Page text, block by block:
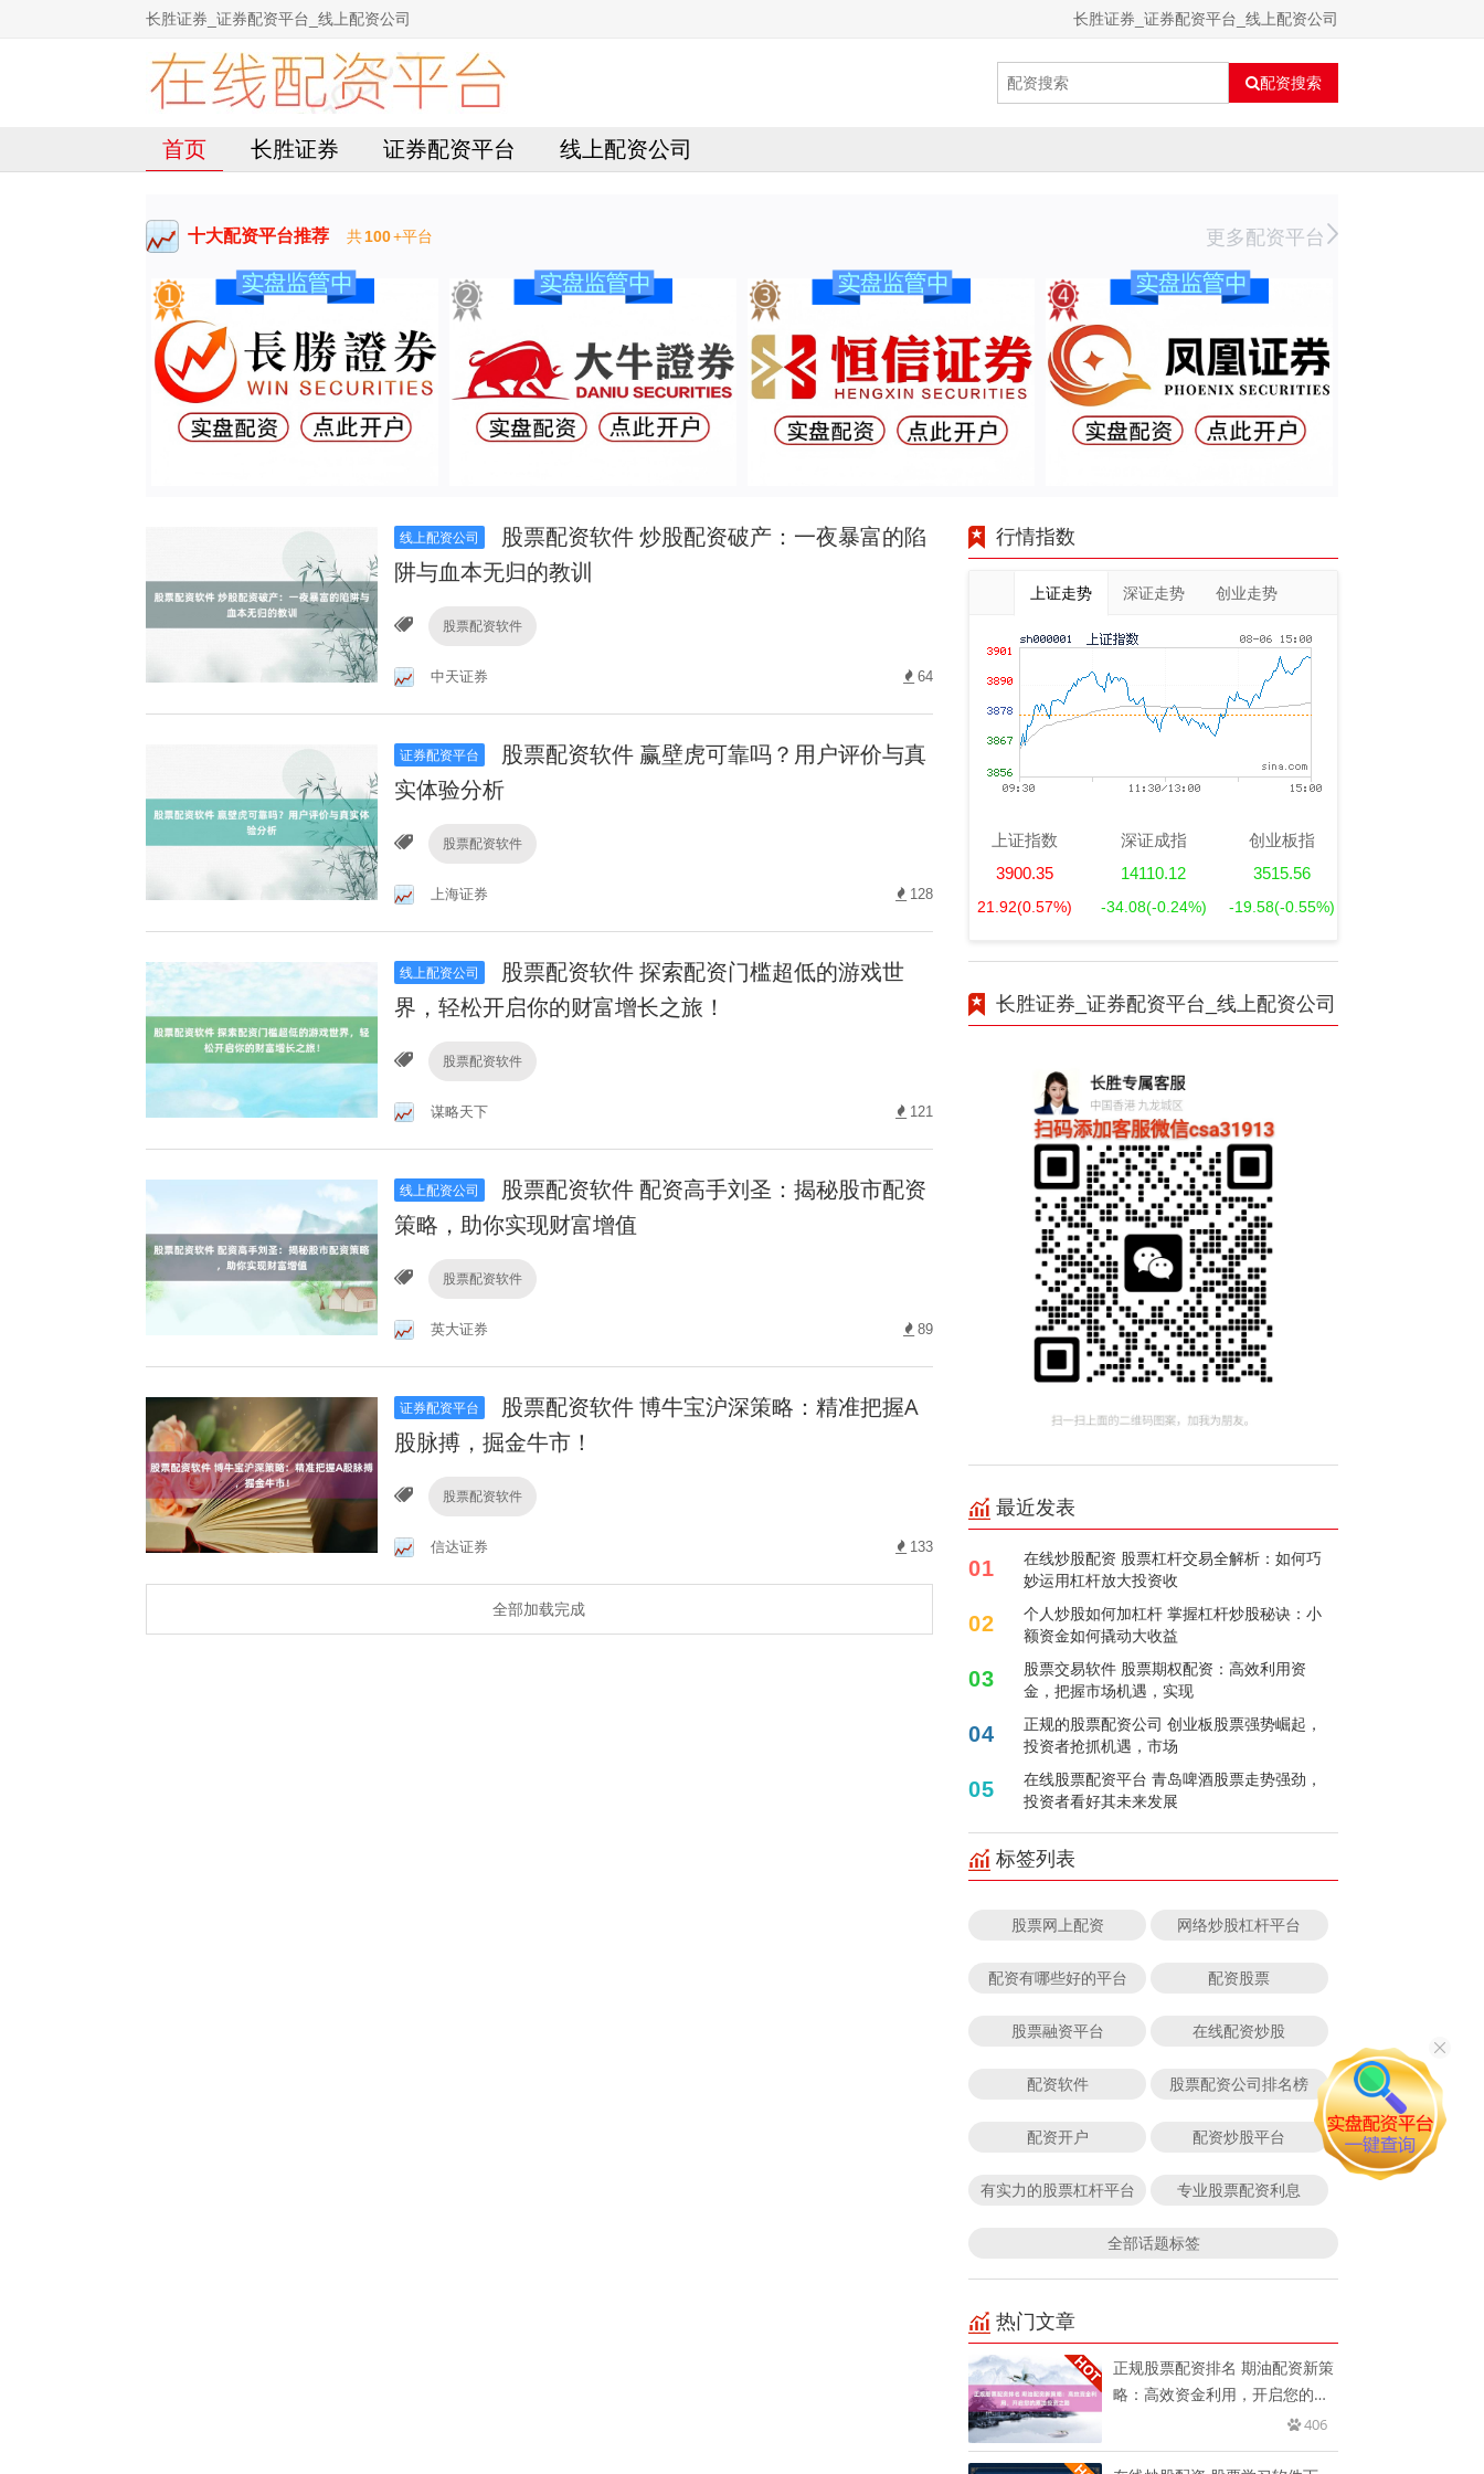
长胜证券_证券配资平台_线上配资公司 长胜证券_证券配资平台_线上配资公司
配资搜索
首页 长胜证券 证券配资平台 线上配资公司
十大配资平台推荐 共100+平台 更多配资平台
线上配资公司
股票配资软件 炒股配资破产：一夜暴富的陷
阱与血本无归的教训
股票配资软件
中天证券 64
证券配资平台
股票配资软件 赢壁虎可靠吗？用户评价与真
实体验分析
股票配资软件
上海证券 128
线上配资公司
股票配资软件 探索配资门槛超低的游戏世
界，轻松开启你的财富增长之旅！
股票配资软件
谋略天下 121
线上配资公司
股票配资软件 配资高手刘圣：揭秘股市配资
策略，助你实现财富增值
股票配资软件
英大证券 89
证券配资平台
股票配资软件 博牛宝沪深策略：精准把握A
股脉搏，掘金牛市！
股票配资软件
信达证券 133
全部加载完成
行情指数
上证走势 深证走势 创业走势
上证指数
3900.35
21.92(0.57%)
深证成指
14110.12
-34.08(-0.24%)
创业板指
3515.56
-19.58(-0.55%)
长胜证券_证券配资平台_线上配资公司
最近发表
01
在线炒股配资 股票杠杆交易全解析：如何巧
妙运用杠杆放大投资收
02
个人炒股如何加杠杆 掌握杠杆炒股秘诀：小
额资金如何撬动大收益
03
股票交易软件 股票期权配资：高效利用资
金，把握市场机遇，实现
04
正规的股票配资公司 创业板股票强势崛起，
投资者抢抓机遇，市场
05
在线股票配资平台 青岛啤酒股票走势强劲，
投资者看好其未来发展
标签列表
股票网上配资 网络炒股杠杆平台
配资有哪些好的平台 配资股票
股票融资平台 在线配资炒股
配资软件 股票配资公司排名榜
配资开户 配资炒股平台
有实力的股票杠杆平台 专业股票配资利息
全部话题标签
热门文章
正规股票配资排名 期油配资新策
略：高效资金利用，开启您的原
406